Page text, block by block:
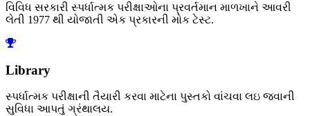
વિવિધ સરકારી સ્પર્ધાત્મક પરીક્ષાઓના પ્રવર્તમાન માળખાને આવરી
લેતી 1977 થી યોજાતી એક પ્રકારની મોક ટેસ્ટ.
Library
સ્પર્ધાત્મક પરીક્ષાની તૈયારી કરવા માટેના પુસ્તકો વાંચવા લઇ જવાની
સુવિધા આપતું ગ્રંથાલય.